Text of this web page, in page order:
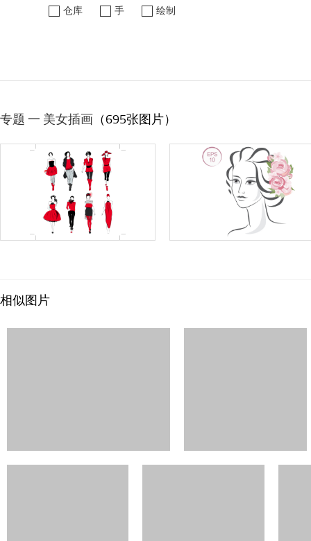
仓库
手 绘制
专题 一 美女插画 （695张图片）
相似图片